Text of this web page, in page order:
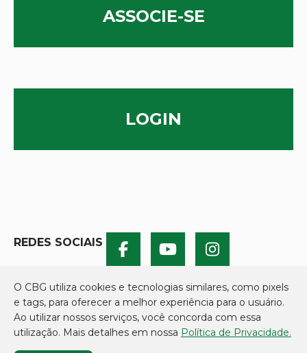
ASSOCIE-SE
LOGIN
REDES SOCIAIS
O CBG utiliza cookies e tecnologias similares, como pixels
e tags, para oferecer a melhor experiência para o usuário.
Ao utilizar nossos serviços, você concorda com essa
utilização. Mais detalhes em nossa Política de Privacidade.